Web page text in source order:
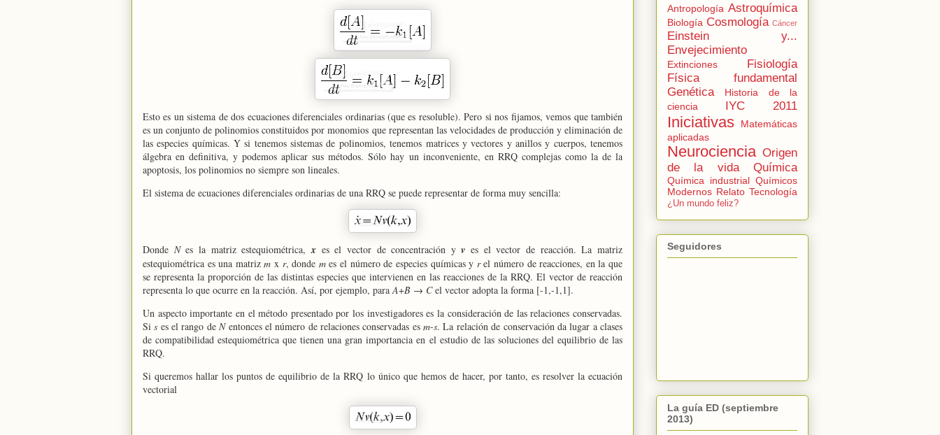
Esto es un sistema de dos ecuaciones diferenciales ordinarias (que es resoluble). Pero si nos fijamos, vemos que también
es un conjunto de polinomios constituidos por monomios que representan las velocidades de producción y eliminación de
las especies químicas. Y si tenemos sistemas de polinomios, tenemos matrices y vectores y anillos y cuerpos, tenemos
álgebra en definitiva, y podemos aplicar sus métodos. Sólo hay un inconveniente, en RRQ complejas como la de la
apoptosis, los polinomios no siempre son lineales.
El sistema de ecuaciones diferenciales ordinarias de una RRQ se puede representar de forma muy sencilla:
Donde Nes la matriz estequiométrica,xes el vector de concentración yv es el vector de reacción. La matriz
estequiométrica es una matrizm x r, donde mes el número de especies químicas y rel número de reacciones, en la que
se representa la proporción de las distintas especies que intervienen en las reacciones de la RRQ. El vector de reacción
representa lo que ocurre en la reacción. Así, por ejemplo, para A+B → Cel vector adopta la forma [-1,-1,1].
Un aspecto importante en el método presentado por los investigadores es la consideración de las relaciones conservadas.
Sis es el rango deNentonces el número de relaciones conservadas esm-s. La relación de conservación da lugar a clases
de compatibilidad estequiométrica que tienen una gran importancia en el estudio de las soluciones del equilibrio de las
RRQ.
Si queremos hallar los puntos de equilibrio dela RRQ lo único que hemos de hacer, por tanto, es resolver la ecuación
vectorial
Antropología Astroquímica
Biología Cosmología Cáncer
Einstein y...
Envejecimiento
Extinciones
Fisiología
Física fundamental
Genética
Historia de la
ciencia
IYC 2011
Iniciativas
Matemáticas
aplicadas
Neurociencia Origen
de la vida
Química
Química industrial Químicos
Modernos Relato Tecnología
¿Un mundo feliz?
Seguidores
La guía ED (septiembre
2013)